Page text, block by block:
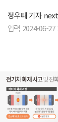
정우태 기자
입력 2024-06-27